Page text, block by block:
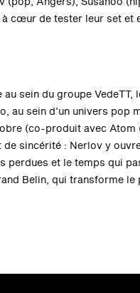
cœur de tester leur set et
sein du groupe
au sein d’un univers pop
(co-produit avec Atom
sincérité : Nerlov y
perdues et le temps qui
Belin, qui transforme